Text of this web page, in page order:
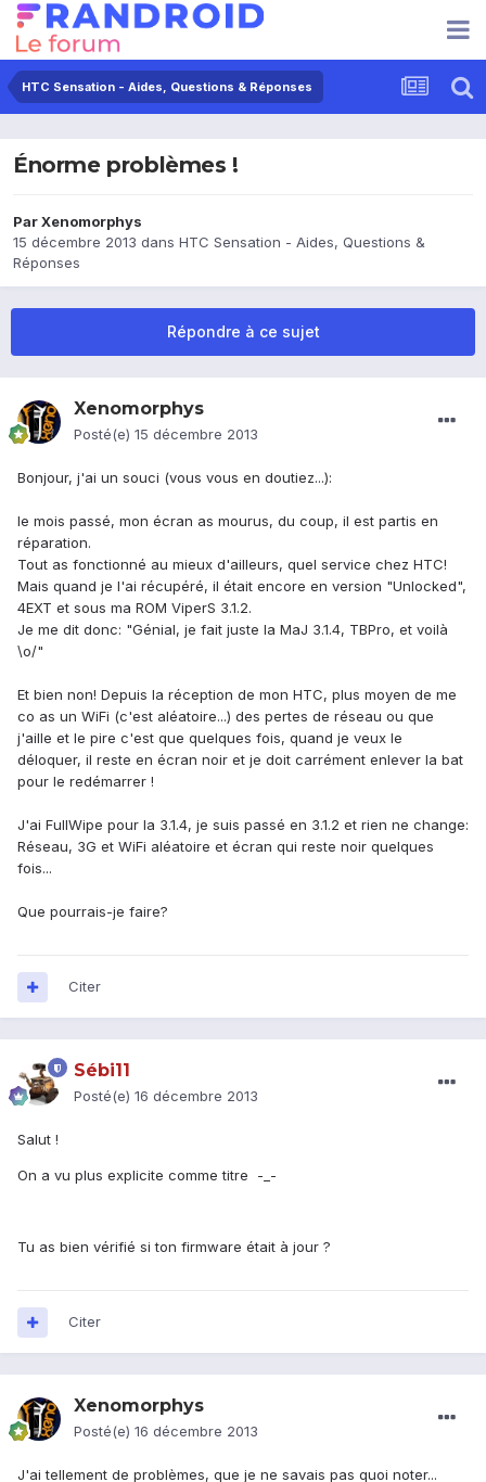
HTC Sensation - Aides, Questions & Réponses
Énorme problèmes !
ParXenomorphys
15 décembre 2013 dans HTC Sensation - Aides, Questions &
Réponses
Répondre à ce sujet
Xenomorphys
Posté(e) 15 décembre 2013
Bonjour, j'ai un souci (vous vous en doutiez...):
le mois passé, mon écran as mourus, du coup, il est partis en
réparation.
Tout as fonctionné au mieux d'ailleurs, quel service chez HTC!
Mais quand je l'ai récupéré, il était encore en version "Unlocked",
4EXT et sous ma ROM ViperS 3.1.2.
Je me dit donc: "Génial, je fait juste la MaJ 3.1.4, TBPro, et voilà
\o/"
Et bien non! Depuis la réception de mon HTC, plus moyen de me
co as un WiFi (c'est aléatoire...) des pertes de réseau ou que
j'aille et le pire c'est que quelques fois, quand je veux le
déloquer, il reste en écran noir et je doit carrément enlever la bat
pour le redémarrer !
J'ai FullWipe pour la 3.1.4, je suis passé en 3.1.2 et rien ne change:
Réseau, 3G et WiFi aléatoire et écran qui reste noir quelques
fois...
Que pourrais-je faire?
Citer
Sébi11
Posté(e) 16 décembre 2013
Salut !
On a vu plus explicite comme titre -_-
Tu as bien vérifié si ton firmware était à jour ?
Citer
Xenomorphys
Posté(e) 16 décembre 2013
J'ai tellement de problèmes, que je ne savais pas quoi noter...